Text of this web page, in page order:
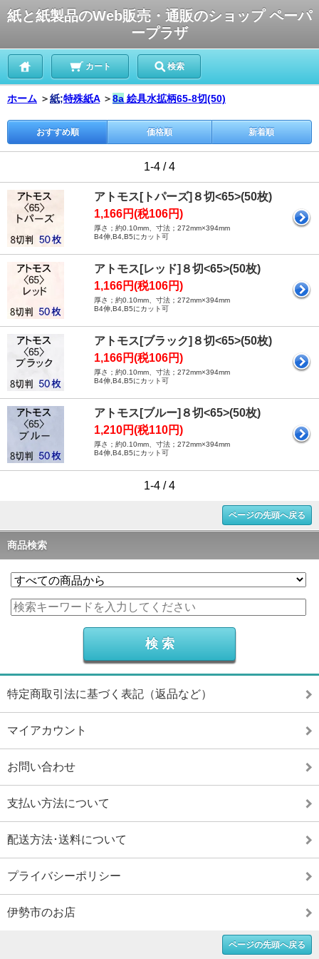
紙と紙製品のWeb販売・通販のショップ ペーパ
ープラザ
カート 検索
ホーム ＞紙;特殊紙A ＞8a 絵具水拡柄65-8切(50)
おすすめ順 価格順 新着順
1-4 / 4
アトモス[トパーズ]８切<65>(50枚)
1,166円(税106円)
厚さ；約0.10mm、寸法；272mm×394mm
B4伸,B4,B5にカット可
アトモス[レッド]８切<65>(50枚)
1,166円(税106円)
厚さ；約0.10mm、寸法；272mm×394mm
B4伸,B4,B5にカット可
アトモス[ブラック]８切<65>(50枚)
1,166円(税106円)
厚さ；約0.10mm、寸法；272mm×394mm
B4伸,B4,B5にカット可
アトモス[ブルー]８切<65>(50枚)
1,210円(税110円)
厚さ；約0.10mm、寸法；272mm×394mm
B4伸,B4,B5にカット可
1-4 / 4
ページの先頭へ戻る
商品検索
特定商取引法に基づく表記（返品など）
マイアカウント
お問い合わせ
支払い方法について
配送方法･送料について
プライバシーポリシー
伊勢市のお店
ページの先頭へ戻る